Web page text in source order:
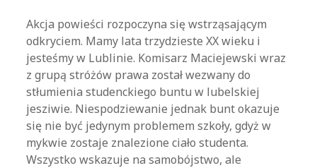
Akcja powieści rozpoczyna się wstrząsającym
odkryciem. Mamy lata trzydzieste XX wieku i
jesteśmy w Lublinie. Komisarz Maciejewski wraz
z grupą stróżów prawa został wezwany do
stłumienia studenckiego buntu w lubelskiej
jesziwie. Niespodziewanie jednak bunt okazuje
się nie być jedynym problemem szkoły, gdyż w
mykwie zostaje znalezione ciało studenta.
Wszystko wskazuje na samobójstwo, ale